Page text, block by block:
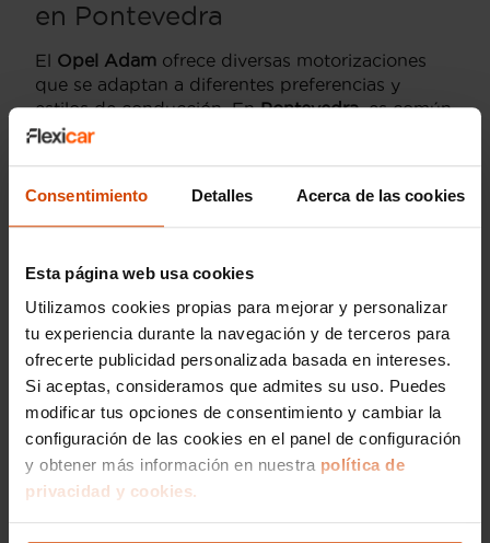
Consentimiento Detalles Acerca de las cookies
Esta página web usa cookies
Utilizamos cookies propias para mejorar y personalizar
tu experiencia durante la navegación y de terceros para
ofrecerte publicidad personalizada basada en intereses.
Si aceptas, consideramos que admites su uso. Puedes
modificar tus opciones de consentimiento y cambiar la
configuración de las cookies en el panel de configuración
y obtener más información en nuestra política de
privacidad y cookies.
en Pontevedra
El Opel Adam ofrece diversas motorizaciones
que se adaptan a diferentes preferencias y
estilos de conducción. EnPontevedra, es común
encontrar versiones con motores
para quienes buscan un rendimiento más
enérgico en sus desplazamientos urbanos.
Además, elOpel Adam Sincorpora un motor
proporcionar una experiencia de conducción
deportiva, con una aceleración y respuesta
sobresalientes.
En Flexicar, aseguramos que todos nuestros
vehículos de segunda mano están
cuidadosamente seleccionados y revisados para
ofrecer la mejor calidad y rendimiento. Si estás
buscando un
motorizaciones en Pontevedra, no dudes en